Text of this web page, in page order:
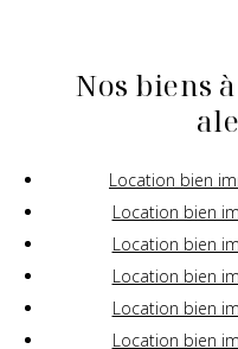
Nos biens
Location bien
Location bien
Location bien
Location bien
Location bien
Location bien